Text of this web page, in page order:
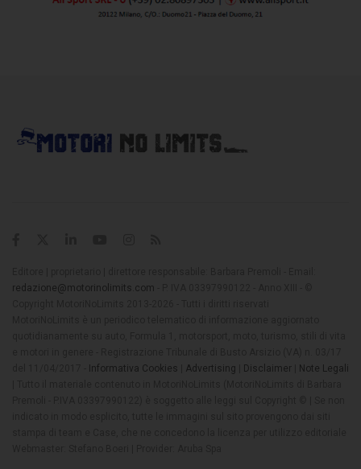
redazione@motorinolimits.com
Informativa Cookies Advertising Disclaimer
Note Legali